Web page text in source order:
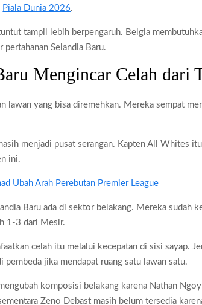
Piala Dunia 2026.
tampil lebih berpengaruh. Belgia
pertahanan Selandia Baru.
Mengincar Celah dari
lawan yang bisa diremehkan. Mereka sempat
menjadi pusat serangan. Kapten All Whites
ini.
Ubah Arah Perebutan Premier League
Baru ada di sektor belakang. Mereka sudah
1-3 dari Mesir.
celah itu melalui kecepatan di sisi sayap.
pembeda jika mendapat ruang satu lawan satu.
komposisi belakang karena Nathan
Zeno Debast masih belum tersedia